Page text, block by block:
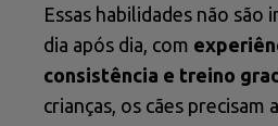
Essas habilidades não são
dia após dia, com
consistência e treino
crianças, os cães